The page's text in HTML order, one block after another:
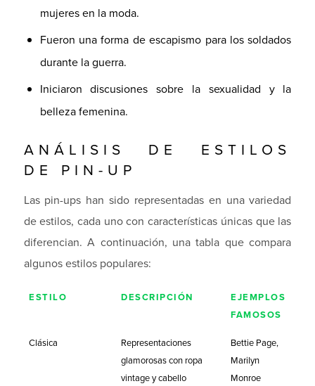
mujeres en la moda.
Fueron una forma de escapismo para los soldados
durante la guerra.
Iniciaron discusiones sobre la sexualidad y la
belleza femenina.
ANÁLISIS DE ESTILOS
DE PIN-UP
Las pin-ups han sido representadas en una variedad
de estilos, cada uno con características únicas que las
diferencian. A continuación, una tabla que compara
algunos estilos populares:
ESTILO DESCRIPCIÓN
EJEMPLOS
FAMOSOS
Clásica
Representaciones
glamorosas con ropa
vintage y cabello
Bettie Page,
Marilyn
Monroe